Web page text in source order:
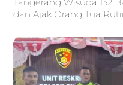
dan Ajak Orang Tua